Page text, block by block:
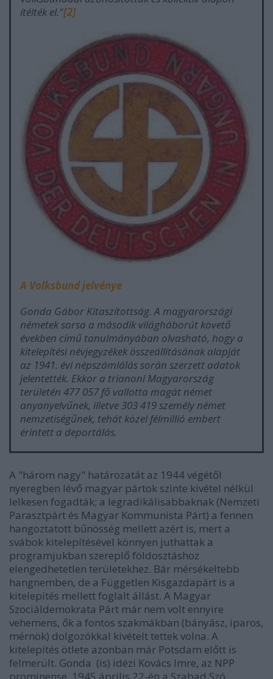
ítélték el."[2]
A Volksbund jelvénye
Gonda Gábor Kitaszítottság. A magyarországi
németek sorsa a második világháborút követő
években című tanulmányában olvasható, hogy a
kitelepítési névjegyzékek összeállításának alapját
az 1941. évi népszámlálás során szerzett adatok
jelentették. Ekkor a trianoni Magyarország
területén 477 057 fő vallotta magát német
anyanyelvűnek, illetve 303 419 személy német
nemzetiségűnek, tehát közel félmillió embert
érintett a deportálás.
A "három nagy" határozatát az 1944 végétől
nyeregben lévő magyar pártok szinte kivétel nélkül
lelkesen fogadták; a legradikálisabbaknak (Nemzeti
Parasztpárt és Magyar Kommunista Párt) a fennen
hangoztatott bűnösség mellett azért is, mert a
svábok kitelepítésével könnyen juthattak a
programjukban szereplő földosztáshoz
elengedhetetlen területekhez. Bár mérsékeltebb
hangnemben, de a Független Kisgazdapárt is a
kitelepítés mellett foglalt állást. A Magyar
Szociáldemokrata Párt már nem volt ennyire
vehemens, ők a fontos szakmákban (bányász, iparos,
mérnök) dolgozókkal kivételt tettek volna. A
kitelepítés ötlete azonban már Potsdam előtt is
felmerült. Gonda (is) idézi Kovács Imre, az NPP
prominense 1945 április 22-én a Szabad Szó